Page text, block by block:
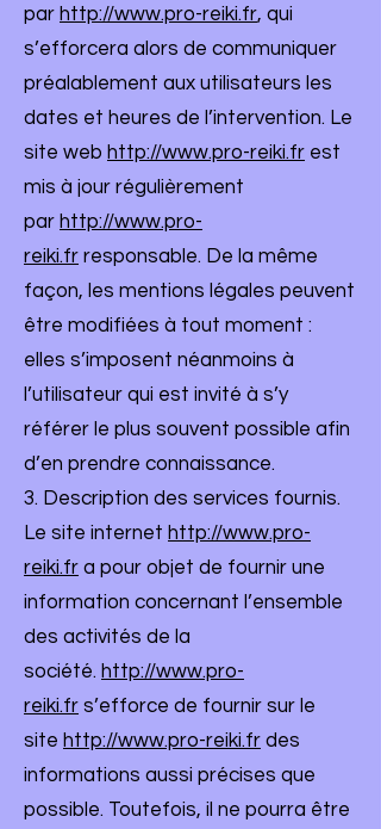
par http://www.pro-reiki.fr, qui
s’efforcera alors de communiquer
préalablement aux utilisateurs les
dates et heures de l’intervention. Le
site web http://www.pro-reiki.fr est
mis à jour régulièrement
par http://www.pro-
reiki.fr responsable. De la même
façon, les mentions légales peuvent
être modifiées à tout moment :
elles s’imposent néanmoins à
l’utilisateur qui est invité à s’y
référer le plus souvent possible afin
d’en prendre connaissance.
3. Description des services fournis.
Le site internet http://www.pro-
reiki.fr a pour objet de fournir une
information concernant l’ensemble
des activités de la
société. http://www.pro-
reiki.fr s’efforce de fournir sur le
site http://www.pro-reiki.fr des
informations aussi précises que
possible. Toutefois, il ne pourra être